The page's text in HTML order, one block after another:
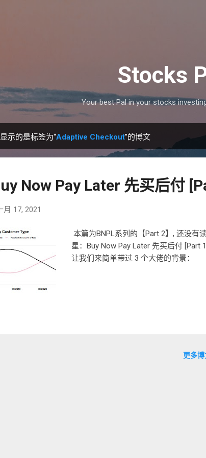
Stocks
Your best Pal in your stocks
示的是标签为“Adaptive Checkout”的博文
Now Pay Later 先买后付
月 17, 2021
本篇为BNPL系列的【Part 2】, 还没有
星：Buy Now Pay Later 先买后付 [Part
让我们来简单带过 3 个大佬的背景：
更多博